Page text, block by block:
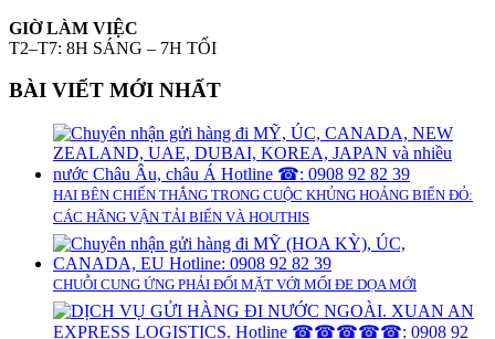
GIỜ LÀM VIỆC
T2–T7: 8H SÁNG – 7H TỐI
BÀI VIẾT MỚI NHẤT
HAI BÊN CHIẾN THẮNG TRONG CUỘC KHỦNG HOẢNG BIỂN ĐỎ:
CÁC HÃNG VẬN TẢI BIỂN VÀ HOUTHIS
CHUỖI CUNG ỨNG PHẢI ĐỐI MẶT VỚI MỐI ĐE DỌA MỚI